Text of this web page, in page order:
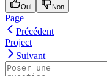
Oui Non
Page
Précédent
Project
Suivant